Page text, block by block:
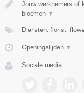
Jouw werknemers of
bloemen ▼
Diensten: florist,
Openingstijden ▼
Sociale media: